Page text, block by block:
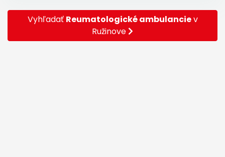
Vyhľadať Reumatologické ambulanciev
Ružinove